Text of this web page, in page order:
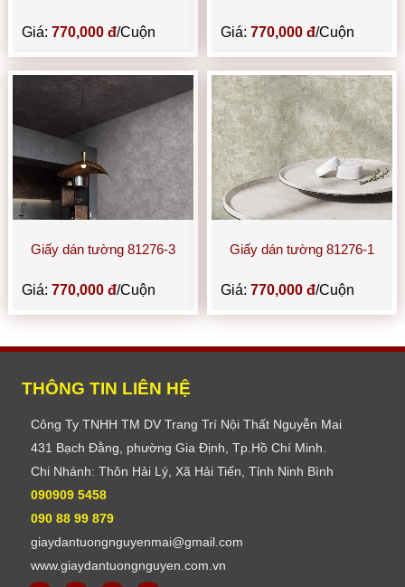
Giá:770,000 đ/Cuộn Giá: 770,000 đ/Cuộn
Giấy dán tường 81276-3
Giá:770,000 đ/Cuộn
Giấy dán tường 81276-1
Giá: 770,000 đ/Cuộn
THÔNG TIN LIÊN HỆ
Công Ty TNHH TM DV Trang Trí Nội Thất Nguyễn Mai
431 Bạch Đằng, phường Gia Định, Tp.Hồ Chí Minh.
Chi Nhánh: Thôn Hải Lý, Xã Hải Tiến, Tỉnh Ninh Bình
090909 5458
090 88 99 879
giaydantuongnguyenmai@gmail.com
www.giaydantuongnguyen.com.vn